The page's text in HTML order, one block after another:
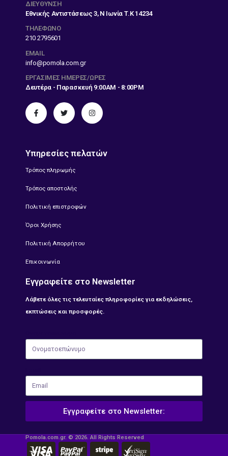
ΔΙΕΎΘΥΝΣΗ
Εθνικής Αντιστάσεως 3, Ν Ιωνία Τ.Κ 14234
ΤΗΛΕΦΩΝΟ
210 2795601
EMAIL
info@pomola.com.gr
ΕΡΓΆΣΙΜΕΣ ΗΜΈΡΕΣ/ΏΡΕΣ
Δευτέρα - Παρασκευή 9:00AM - 8:00PM
Υπηρεσίες πελατών
Τρόπος πληρωμής
Τρόπος αποστολής
Πολιτική επιστροφών
Όροι Χρήσης
Πολιτική Απορρήτου
Επικοινωνία
Εγγραφείτε στο Newsletter
Λάβετε όλες τις τελευταίες πληροφορίες για εκδηλώσεις,
εκπτώσεις και προσφορές.
Εγγραφείτε στο Newsletter:
Pomola.com.gr. © 2026. All Rights Reserved